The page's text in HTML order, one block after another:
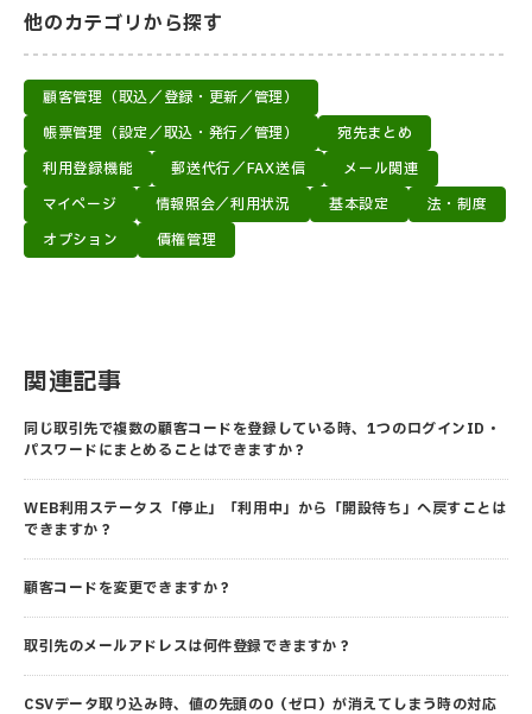
他のカテゴリから探す
顧客管理（取込／登録・更新／管理）
帳票管理（設定／取込・発行／管理）
宛先まとめ
利用登録機能
郵送代行／FAX送信
メール関連
マイページ
情報照会／利用状況 基本設定
法・制度
オプション
債権管理
関連記事
同じ取引先で複数の顧客コードを登録している時、1つのログインID・
パスワードにまとめることはできますか？
WEB利用ステータス「停止」「利用中」から「開設待ち」へ戻すことは
できますか？
顧客コードを変更できますか？
取引先のメールアドレスは何件登録できますか？
CSVデータ取り込み時、値の先頭の0（ゼロ）が消えてしまう時の対応